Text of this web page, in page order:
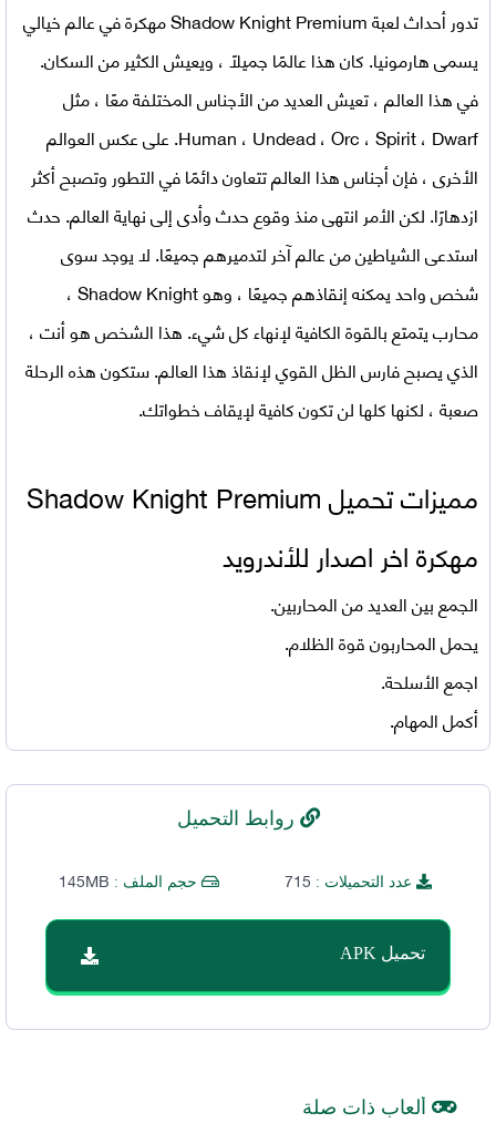
تدور أحداثلعبة Shadow Knight Premium مهكرة
في عالم خيالي
يسمى هارمونيا. كان هذا عالمًا جميلًا ، ويعيش الكثير من السكان.
في هذا العالم ، تعيش العديد من الأجناس المختلفة معًا ، مثل
Human ، Undead ، Orc ، Spirit ، Dwarf. على عكس العوالم
الأخرى ، فإن أجناس هذا العالم تتعاون دائمًا في التطور وتصبح أكثر
ازدهارًا. لكن الأمر انتهى منذ وقوع حدث وأدى إلى نهاية العالم. حدث
استدعى الشياطين من عالم آخر لتدميرهم جميعًا. لا يوجد سوى
شخص واحد يمكنه إنقاذهم جميعًا ، وهو Shadow Knight ،
محارب يتمتع بالقوة الكافية لإنهاء كل شيء. هذا الشخص هو أنت ،
الذي يصبح فارس الظل القوي لإنقاذ هذا العالم. ستكون هذه الرحلة
صعبة ، لكنها كلها لن تكون كافية لإيقاف خطواتك.
مميزات تحميل Shadow Knight Premium
مهكرة اخر اصدار للأندرويد
الجمع بين العديد من المحاربين.
يحمل المحاربون قوة الظلام.
اجمع الأسلحة.
أكمل المهام.
روابط التحميل
عدد التحميلات : 715 حجم الملف : 145MB
تحميل APK
ألعاب ذات صلة